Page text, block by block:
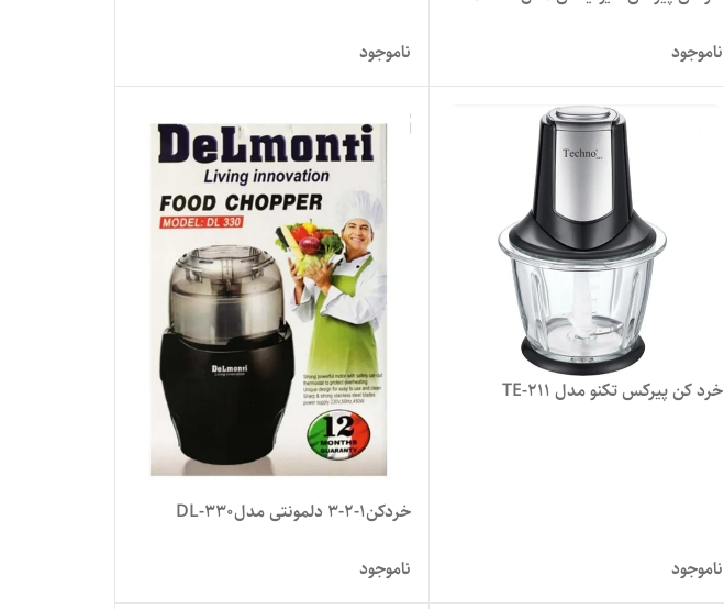
ناموجود ناموجود
خرد کن پیرکس تکنو مدل TE-211
ناموجود
خردکن۱-۲-۳ دلمونتی مدلDL-330
ناموجود